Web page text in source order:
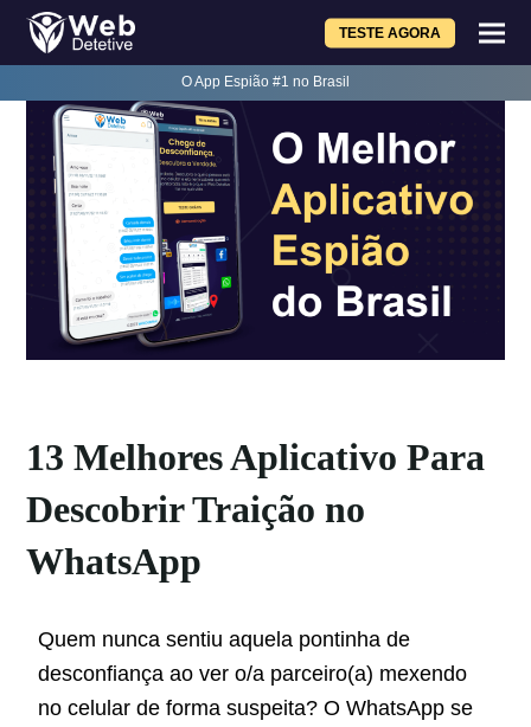
TESTE AGORA
O App Espião #1 no Brasil
13 Melhores Aplicativo Para
Descobrir Traição no
WhatsApp
Quem nunca sentiu aquela pontinha de
desconfiança ao ver o/a parceiro(a) mexendo
no celular de forma suspeita? O WhatsApp se